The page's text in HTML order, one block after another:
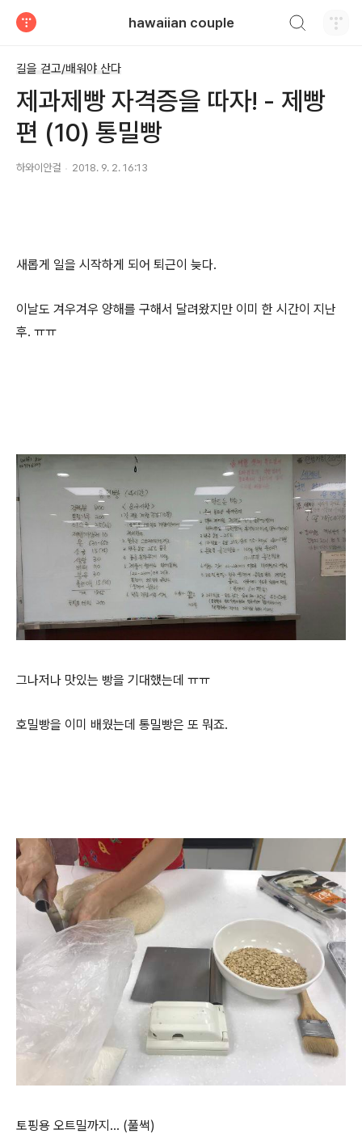
hawaiian couple
길을 걷고/배워야 산다
제과제빵 자격증을 따자! - 제빵
편 (10) 통밀빵
하와이안걸 2018. 9. 2. 16:13
새롭게 일을 시작하게 되어 퇴근이 늦다.
이날도 겨우겨우 양해를 구해서 달려왔지만 이미 한 시간이 지난
후. ㅠㅠ
그나저나 맛있는 빵을 기대했는데 ㅠㅠ
호밀빵을 이미 배웠는데 통밀빵은 또 뭐죠.
토핑용 오트밀까지... (풀썩)